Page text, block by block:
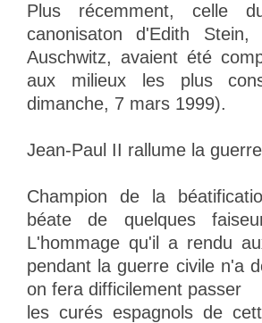
Plus récemment, celle
canonisaton d'Edith
Auschwitz, avaient été
aux milieux les plus
dimanche, 7 mars 1999).
Jean-Paul II rallume la
Champion de la
béate de quelques
L'hommage qu'il a rendu
pendant la guerre civile n'a
on fera difficilement passer
les curés espagnols de